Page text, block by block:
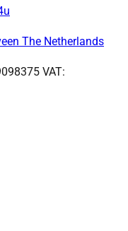
The Netherlands
VAT: